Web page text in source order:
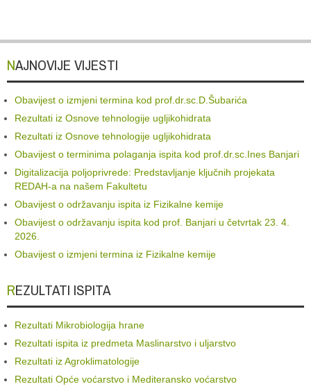
NAJNOVIJE VIJESTI
Obavijest o izmjeni termina kod prof.dr.sc.D.Šubarića
Rezultati iz Osnove tehnologije ugljikohidrata
Rezultati iz Osnove tehnologije ugljikohidrata
Obavijest o terminima polaganja ispita kod prof.dr.sc.Ines Banjari
Digitalizacija poljoprivrede: Predstavljanje ključnih projekata
REDAH-a na našem Fakultetu
Obavijest o održavanju ispita iz Fizikalne kemije
Obavijest o održavanju ispita kod prof. Banjari u četvrtak 23. 4.
2026.
Obavijest o izmjeni termina iz Fizikalne kemije
REZULTATI ISPITA
Rezultati Mikrobiologija hrane
Rezultati ispita iz predmeta Maslinarstvo i uljarstvo
Rezultati iz Agroklimatologije
Rezultati Opće voćarstvo i Mediteransko voćarstvo